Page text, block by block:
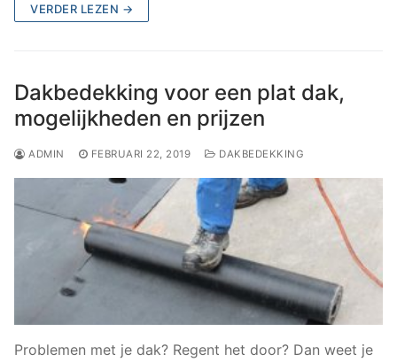
VERDER LEZEN →
Dakbedekking voor een plat dak,
mogelijkheden en prijzen
ADMIN FEBRUARI 22, 2019 DAKBEDEKKING
Problemen met je dak? Regent het door? Dan weet je